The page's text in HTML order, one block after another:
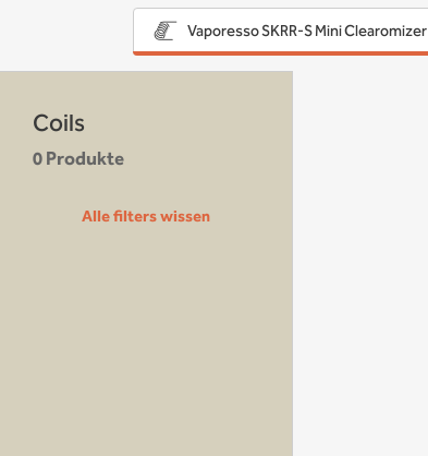
Vaporesso SKRR-S Mini Clearomizer
Coils
0 Produkte
Alle filters wissen